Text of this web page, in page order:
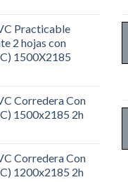
Practicable
2 hojas con
1500X2185
Corredera Con
1500x2185 2h
Corredera Con
1200x2185 2h